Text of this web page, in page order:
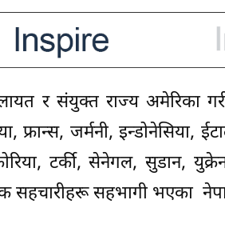
र संयुक्त राज्य अमेरिका
फ्रान्स, जर्मनी, इन्डोनेसिया,
टर्की, सेनेगल, सुडान,
सहचारीहरू सहभागी भएका